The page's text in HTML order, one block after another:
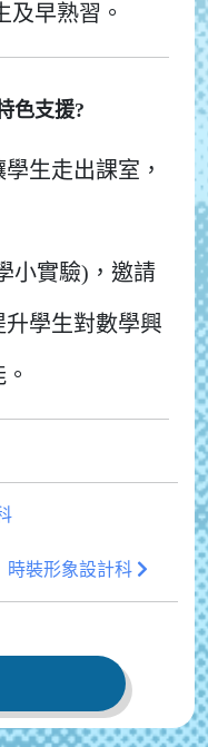
及早熟習。
色支援?
生走出課室，
小實驗)，邀請
學生對數學興
時裝形象設計科